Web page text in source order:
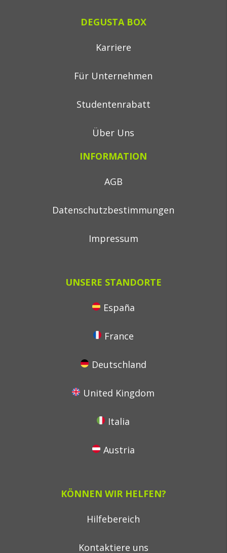
DEGUSTA BOX
Karriere
Für Unternehmen
Studentenrabatt
Über Uns
INFORMATION
AGB
Datenschutzbestimmungen
Impressum
UNSERE STANDORTE
España
France
Deutschland
United Kingdom
Italia
Austria
KÖNNEN WIR HELFEN?
Hilfebereich
Kontaktiere uns